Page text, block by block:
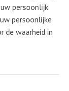
persoonlijk
persoonlijke
de waarheid in